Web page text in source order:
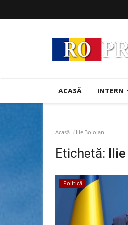
ACASĂ INTERN
Acasă Ilie Bolojan
Etichetă:
Politică